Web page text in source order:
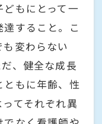
もにとって一
すること。こ
変わらない
、健全な成長
ともに年齢、性
てそれぞれ異